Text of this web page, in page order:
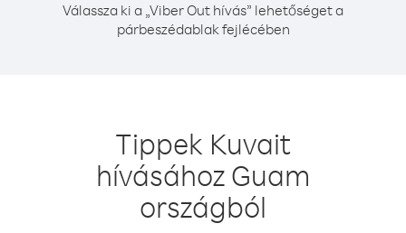
Válassza ki a „Viber Out hívás” lehetőséget a
párbeszédablak fejlécében
Tippek Kuvait
hívásához Guam
országból